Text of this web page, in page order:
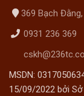
369 Bạch
0931 236 369
MSDN:
15/09/2022 bởi